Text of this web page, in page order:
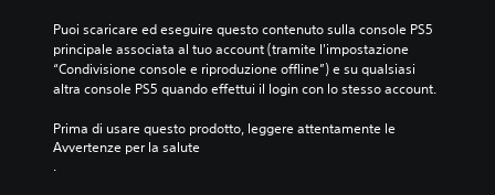
Puoi scaricare ed eseguire questo contenuto sulla console PS5
principale associata al tuo account (tramite l'impostazione
“Condivisione console e riproduzione offline”) e su qualsiasi
altra console PS5 quando effettui il login con lo stesso account.
Prima di usare questo prodotto, leggere attentamente le
Avvertenze per la salute
.